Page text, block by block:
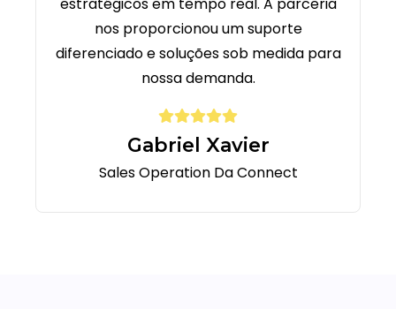
nos proporcionou um suporte
diferenciado e soluções sob medida para
nossa demanda.
Gabriel Xavier
Sales Operation Da Connect